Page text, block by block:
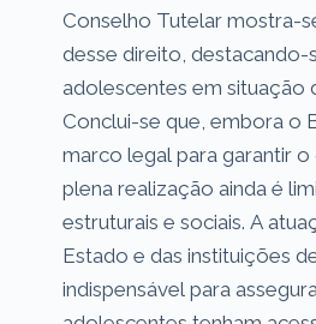
Conselho Tutelar mostra-
desse direito, destacando-
adolescentes em situação
Conclui-se que, embora o
marco legal para garantir
plena realização ainda é
estruturais e sociais. A
Estado e das instituições
indispensável para